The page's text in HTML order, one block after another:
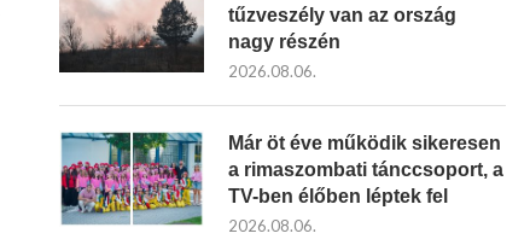
tűzveszély van az ország
nagy részén
2026.08.06.
Már öt éve működik sikeresen
a rimaszombati tánccsoport, a
TV-ben élőben léptek fel
2026.08.06.